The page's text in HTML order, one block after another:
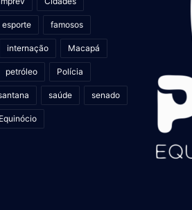
esporte famosos
internação Macapá
petróleo Polícia
saúde senado